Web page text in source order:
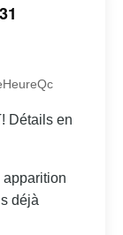
Détails en
déjà